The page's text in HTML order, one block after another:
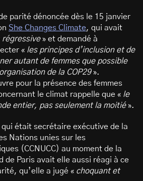
parité dénoncée dès le 15 janvier
She Changes Climate, qui avait
régressive» et demandé à
« les principes d’inclusion et de
autant de femmes que possible
de la COP29».
pour la présence des femmes
le climat rappelle que « le
entier, pas seulement la moitié».
était secrétaire exécutive de la
Nations unies sur les
(CCNUCC) au moment de la
de Paris avait elle aussi réagi à ce
qu’elle a jugé « choquant et